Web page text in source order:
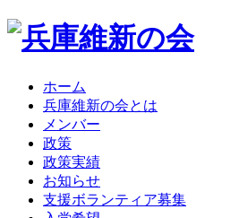
ホーム
兵庫維新の会とは
メンバー
政策
政策実績
お知らせ
支援ボランティア募集